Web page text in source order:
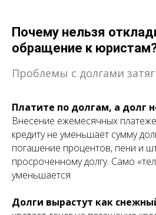
Почему нельзя
обращение к
Проблемы с долгами
Платите по долгам, а долг
Внесение ежемесячных
кредиту не уменьшает сумму
погашение процентов, пени и
просроченному долгу. Само
уменьшается
Долги вырастут как